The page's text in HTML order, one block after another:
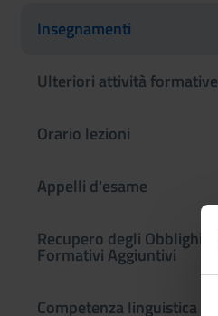
Insegnamenti
Ulteriori attività formative
Orario lezioni
Appelli d'esame
Recupero degli Obblighi
Formativi Aggiuntivi
Competenza linguistica -